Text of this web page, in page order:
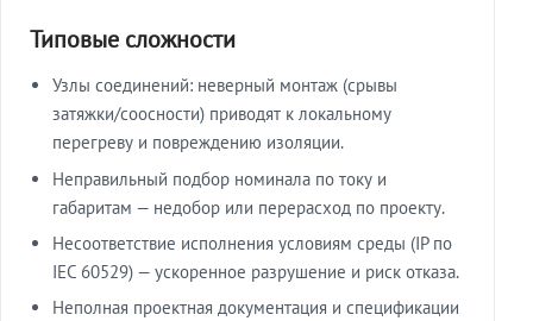
Типовые сложности
Узлы соединений: неверный монтаж (срывы
затяжки/соосности) приводят к локальному
перегреву и повреждению изоляции.
Неправильный подбор номинала по току и
габаритам — недобор или перерасход по проекту.
Несоответствие исполнения условиям среды (IP по
IEC 60529) — ускоренное разрушение и риск отказа.
Неполная проектная документация и спецификации